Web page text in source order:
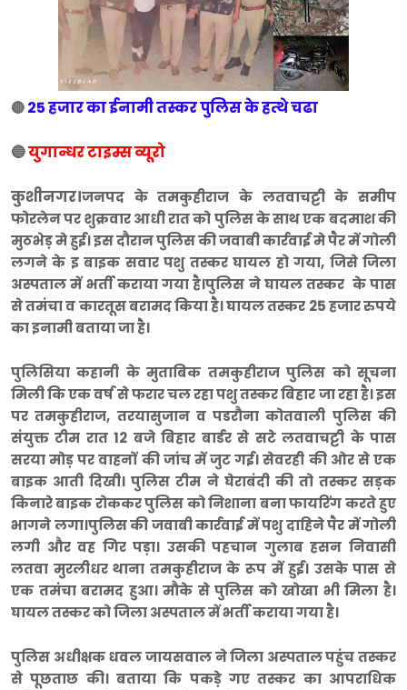
🔴25 हजार का ईनामी तस्कर पुलिस के हत्थे चढा
🔵युगान्धर टाइम्स व्यूरो
कुशीनगर।जनपद के तमकुहीराज के लतवाचट्टी के समीप
फोरलेन पर शुक्रवार आधी रात को पुलिस के साथ एक बदमाश की
मुठभेड़ मे हुई। इस दौरान पुलिस की जवाबी कार्रवाई मे पैर में गोली
लगने के इ बाइक सवार पशु तस्कर घायल हो गया, जिसे जिला
अस्पताल में भर्ती कराया गया है।पुलिस ने घायल तस्कर के पास
से तमंचा व कारतूस बरामद किया है। घायल तस्कर 25 हजार रुपये
का इनामी बताया जा है।
पुलिसिया कहानी के मुताबिक तमकुहीराज पुलिस को सूचना
मिली कि एक वर्ष से फरार चल रहा पशु तस्कर बिहार जा रहा है। इस
पर तमकुहीराज, तरयासुजान व पडरौना कोतवाली पुलिस की
संयुक्त टीम रात 12 बजे बिहार बार्डर से सटे लतवाचट्टी के पास
सरया मोड़ पर वाहनों की जांच में जुट गई। सेवरही की ओर से एक
बाइक आती दिखी। पुलिस टीम ने घेराबंदी की तो तस्कर सड़क
किनारे बाइक रोककर पुलिस को निशाना बना फायरिंग करते हुए
भागने लगा।पुलिस की जवाबी कार्रवाई में पशु दाहिने पैर में गोली
लगी और वह गिर पड़ा। उसकी पहचान गुलाब हसन निवासी
लतवा मुरलीधर थाना तमकुहीराज के रूप में हुई। उसके पास से
एक तमंचा बरामद हुआ। मौके से पुलिस को खोखा भी मिला है।
घायल तस्कर को जिला अस्पताल में भर्ती कराया गया है।
पुलिस अधीक्षक धवल जायसवाल ने जिला अस्पताल पहुंच तस्कर
से पूछताछ की। बताया कि पकड़े गए तस्कर का आपराधिक